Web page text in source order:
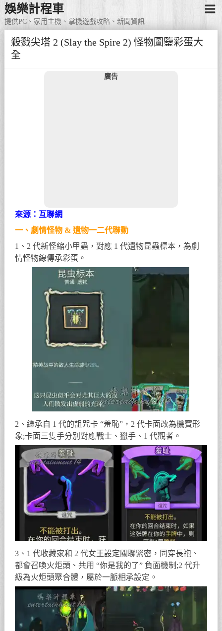
娛樂計程車
提供PC、家用主機、掌機遊戲攻略、新聞資訊
殺戮尖塔 2 (Slay the Spire 2) 怪物圖鑒彩蛋大
全
廣告
來源：互聯網
一、劇情怪物 & 遺物一二代聯動
1、2 代新怪縮小甲蟲，對應 1 代遺物昆蟲標本，為劇
情怪物線傳承彩蛋。
2、繼承自 1 代的詛咒卡 “羞恥”，2 代卡面改為機寶形
象;卡面三隻手分別對應戰士、獵手、1 代觀者。
3、1 代收藏家和 2 代女王設定關聯緊密，同穿長袍、
都會召喚火炬頭、共用 “你是我的了” 負面機制;2 代升
級為火炬頭聚合體，屬於一脈相承設定。